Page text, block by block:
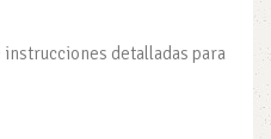
detalladas para